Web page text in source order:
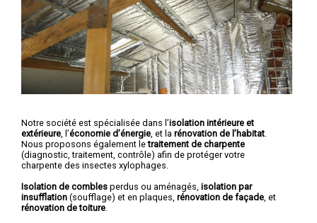
Notre société est spécialisée dans l’isolation intérieure et
extérieure, l’économie d’énergie, et la rénovation de l’habitat.
Nous proposons également letraitement de charpente
(diagnostic, traitement, contrôle) afin de protéger votre
charpente des insectes xylophages.
Isolation de combles perdus ou aménagés, isolation par
insufflation (soufflage) et en plaques, rénovation de façade, et
rénovation de toiture.